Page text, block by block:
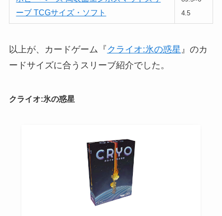
ーブ TCGサイズ・ソフト
4.5
以上が、カードゲーム『 クライオ:氷の惑星 』のカ
ードサイズに合うスリーブ紹介でした。
クライオ:氷の惑星